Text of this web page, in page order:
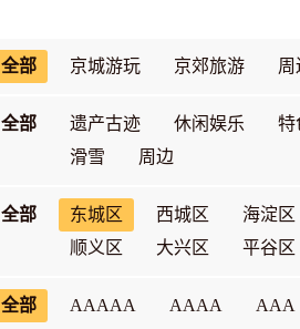
全部 京城游玩 京郊旅游 周
全部 遗产古迹 休闲娱乐
特
滑雪
周边
全部 东城区 西城区
海淀区
顺义区
大兴区 平谷区
全部 AAAAA AAAA AAA